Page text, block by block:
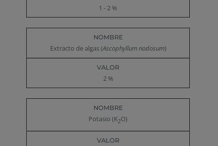
1 - 2 %
Extracto de algas (Ascophyllum nodosum)
2 %
Potasio (K2O)